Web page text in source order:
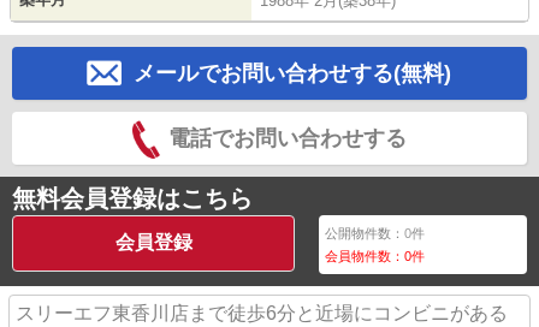
メールでお問い合わせする(無料)
電話でお問い合わせする
無料会員登録はこちら
会員登録 公開物件数：0件
会員物件数：0件
スリーエフ東香川店まで徒歩6分と近場にコンビニがある